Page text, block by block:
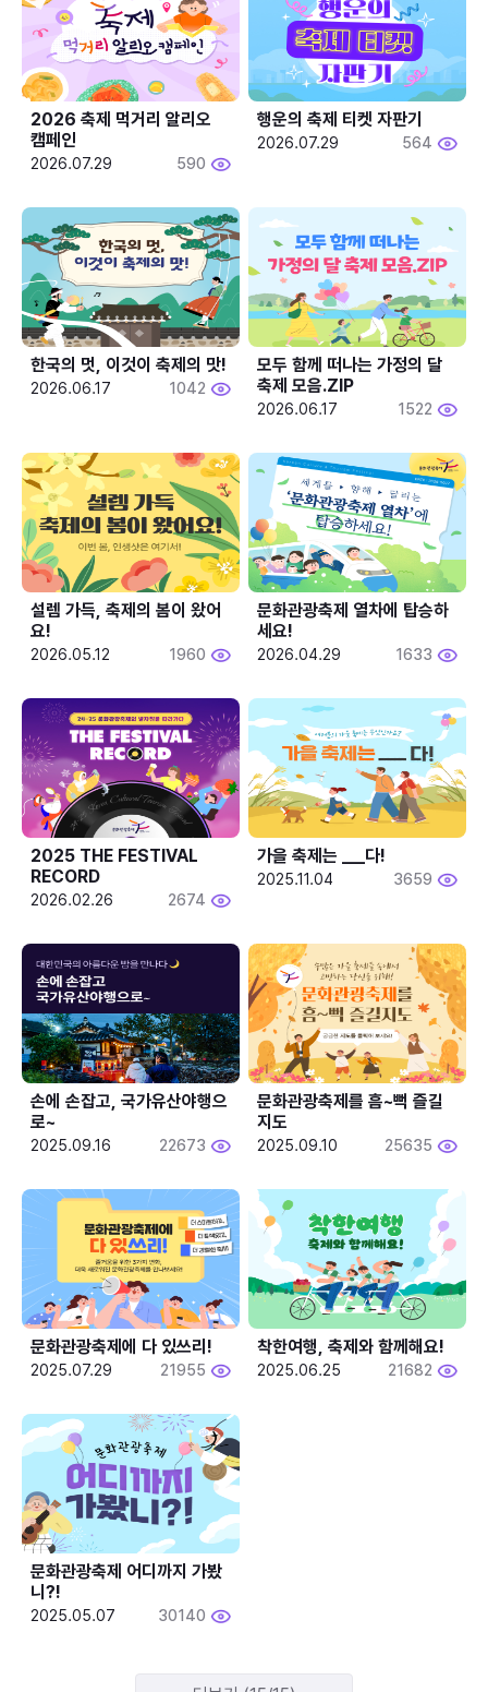
2026 축제 먹거리 알리오
캠페인
2026.07.29 590
행운의 축제 티켓 자판기
2026.07.29 564
한국의 멋, 이것이 축제의 맛!
2026.06.17 1042
모두 함께 떠나는 가정의 달
축제 모음.ZIP
2026.06.17 1522
설렘 가득, 축제의 봄이 왔어
요!
2026.05.12 1960
문화관광축제 열차에 탑승하
세요!
2026.04.29 1633
2025 THE FESTIVAL
RECORD
2026.02.26 2674
2025.11.04 3659
손에 손잡고, 국가유산야행으
로~
2025.09.16 22673
문화관광축제를 흠~뻑 즐길
지도
2025.09.10 25635
문화관광축제에 다 있쓰리!
2025.07.29 21955
착한여행, 축제와 함께해요!
2025.06.25 21682
문화관광축제 어디까지 가봤
니?!
2025.05.07 30140